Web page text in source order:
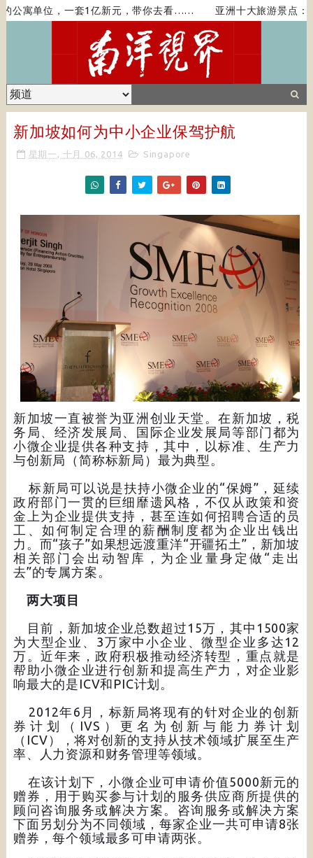
寓单位，一套1亿新元，带你去看…… 亚洲十大旅游景点：新
新加坡如何为中小企业保驾护航
星期一, 十月 06, 2014 Singapore
新加坡一直被誉为亚洲创业天堂。在新加坡，税
务局、经济发展局、国际企业发展局等部门都为
小微企业提供各种支持，其中，以标准、生产力
与创新局（简称标新局）最为典型。
标新局可以说是扶持小微企业的“保姆”，延续
政府部门一贯的巨细靡遗风格，不仅从政策和资
金上为企业提供支持，甚至连如何招聘合适的员
工、如何制定合理的薪酬制度都为企业出钱出
力。而“孩子”如果想远渡重洋“开疆拓土”，新加坡
相关部门会出动智库，为企业量身定做“走出
去”的专属方案。
两大项目
目前，新加坡企业总数超过15万，其中1500家
为大型企业、3万家中小企业、微型企业多达12
万。近年来，政府积极推动经济转型，重点就是
帮助小微企业进行创新和提高生产力，对企业影
响最大的是ICV和PIC计划。
2012年6月，标新局将现有的针对企业的创新
券计划（IVS）更名为创新与能力券计划
（ICV），将对创新的支持从技术领域扩展至生产
率、人力资源和财务管理等领域。
在该计划下，小微企业可申请价值5000新元的
赠券，用于购买参与计划的服务供应商所提供的
顾问咨询服务或解决方案。咨询服务或解决方案
下面另划分为不同领域，每家企业一共可申请8张
赠券，每个领域最多可申请两张。